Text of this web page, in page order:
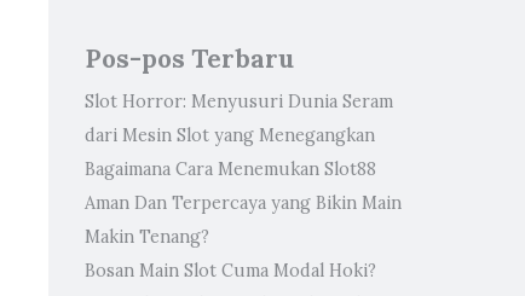
Pos-pos Terbaru
Slot Horror: Menyusuri Dunia Seram
dari Mesin Slot yang Menegangkan
Bagaimana Cara Menemukan Slot88
Aman Dan Terpercaya yang Bikin Main
Makin Tenang?
Bosan Main Slot Cuma Modal Hoki?